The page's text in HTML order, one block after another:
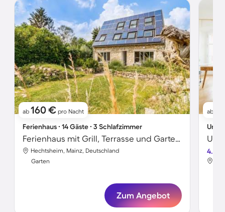
ab 160 € pro Nacht
Ferienhaus ∙ 14 Gäste ∙ 3 Schlafzimmer
Ferienhaus mit Grill, Terrasse und Garten | Gartenblick
Hechtsheim, Mainz, Deutschland
Garten
Zum Angebot
ab
4.8